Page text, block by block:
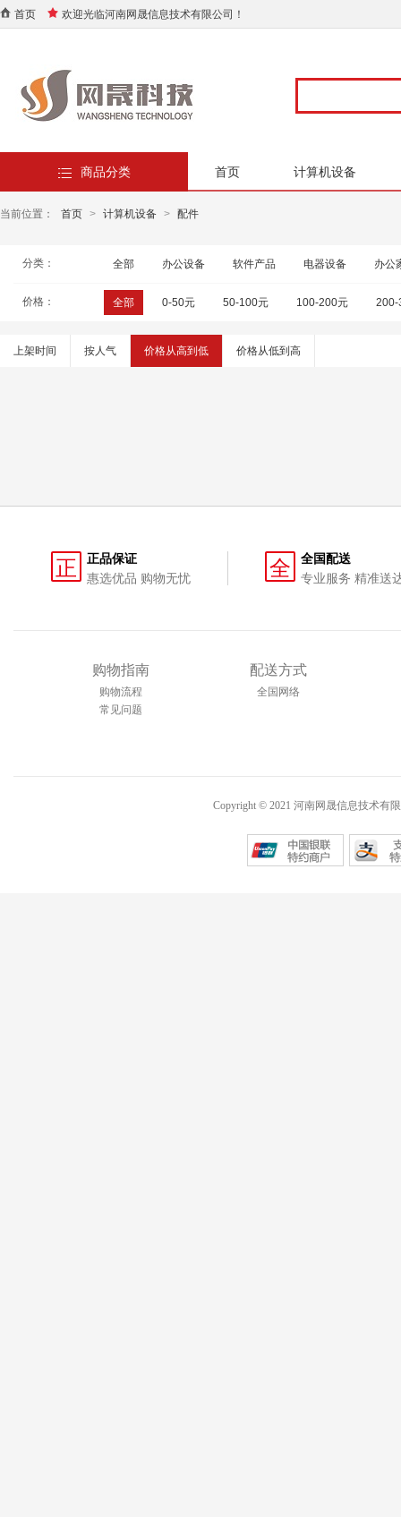
首页 欢迎光临河南网晟信息技术有限公司！
商品分类 首页 计算机设备
当前位置： 首页 > 计算机设备 > 配件
分类： 全部 办公设备 软件产品 电器设备 办公
价格： 全部 0-50元 50-100元 100-200元 200-
上架时间 按人气 价格从高到低 价格从低到高
正
正品保证
惠选优品 购物无忧
全
全国配送
专业服务 精准送
购物指南
购物流程
常见问题
配送方式
全国网络
Copyright © 2021 河南网晟信息技术有